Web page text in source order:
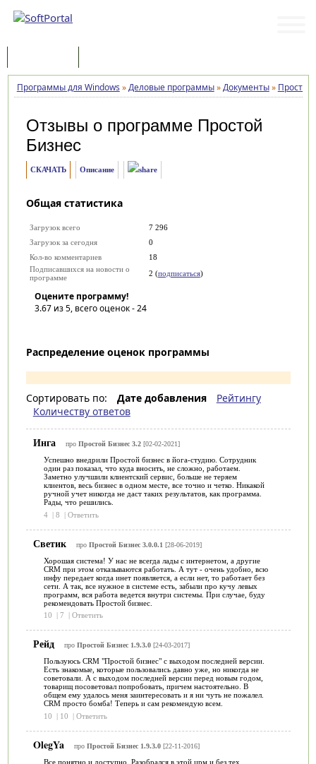
Программы для Windows »Деловые программы»Документы» Простой
Отзывы о программе Простой
Бизнес
СКАЧАТЬ Описание
Общая статистика
Загрузок всего
7 296
Загрузок за сегодня
0
Кол-во комментариев
18
Подписавшихся на новости о
программе
2 (подписаться)
Оцените программу!
3.67из 5, всего оценок -24
Распределение оценок программы
Сортировать по: Дате добавления
Рейтингу
Количеству ответов
Инга про Простой Бизнес 3.2[02-02-2021]
Успешно внедрили Простой бизнес в йога-студию. Сотрудник
один раз показал, что куда вносить, не сложно, работаем.
Заметно улучшили клиентский сервис, больше не теряем
клиентов, весь бизнес в одном месте, все точно и четко. Никакой
ручной учет никогда не даст таких результатов, как программа.
Рады, что решились.
4 | 8 | Ответить
Светик про Простой Бизнес 3.0.0.1 [28-06-2019]
Хорошая система! У нас не всегда лады с интернетом, а другие
CRM при этом отказываются работать. А тут - очень удобно, всю
инфу передает когда инет появляется, а если нет, то работает без
сети. А так, все нужное в системе есть, забыли про кучу левых
программ, вся работа ведется внутри системы. При случае, буду
рекомендовать Простой бизнес.
10
| 7 | Ответить
Рейд про Простой Бизнес 1.9.3.0[24-03-2017]
Пользуюсь CRM "Простой бизнес" с выходом последней версии.
Есть знакомые, которые пользовались давно уже, но никогда не
советовали. А с выходом последней версии перед новым годом,
товарищ посоветовал попробовать, причем настоятельно. В
общем ему удалось меня заинтересовать и я ни чуть не пожалел.
CRM просто бомба! Теперь и сам рекомендую всем.
10
| 10 | Ответить
OlegYa про Простой Бизнес 1.9.3.0[22-11-2016]
Все понятно и доступно. Разобрался в этой црм и без тех